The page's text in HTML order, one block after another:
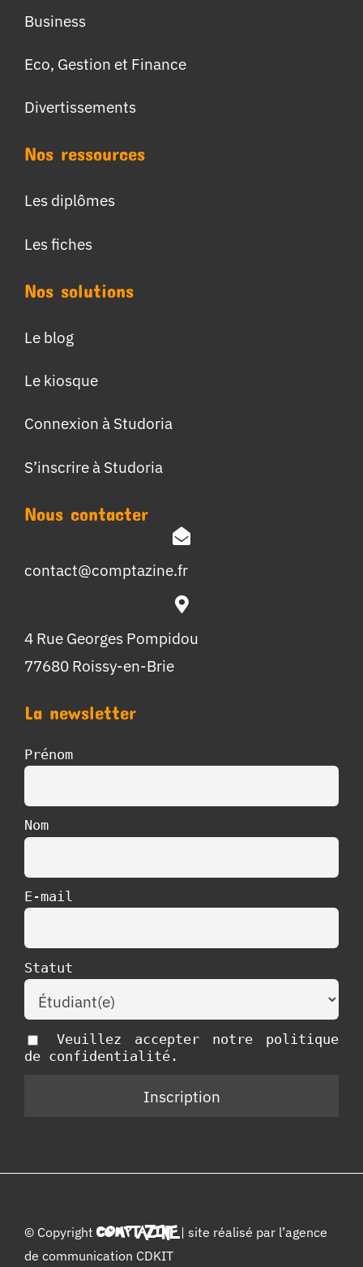
Business
Eco, Gestion et Finance
Divertissements
Nos ressources
Les diplômes
Les fiches
Nos solutions
Le blog
Le kiosque
Connexion à Studoria
S’inscrire à Studoria
Nous contacter
contact@comptazine.fr
4 Rue Georges Pompidou
77680 Roissy-en-Brie
La newsletter
Prénom
Nom
E-mail
Statut
Veuillez accepter notre politique
de confidentialité.
© Copyright COMPTAZINE| site réalisé par l’agence
de communication CDKIT